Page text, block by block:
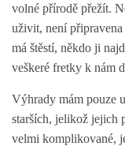
HISTORIE 2022
volné přírodě přežít.
uživit, není
má štěstí, někdo ji
veškeré fretky k nám
Výhrady mám pouze
starších, jelikož jejich
velmi komplikované,